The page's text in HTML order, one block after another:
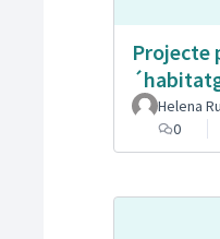
Projecte
Helena
0